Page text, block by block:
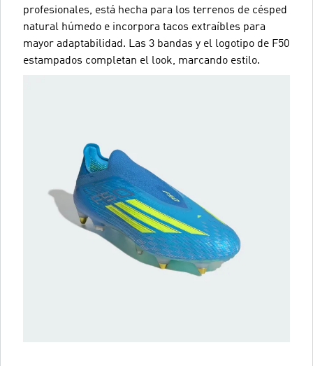
profesionales, está hecha para los terrenos de césped
natural húmedo e incorpora tacos extraíbles para
mayor adaptabilidad. Las 3 bandas y el logotipo de F50
estampados completan el look, marcando estilo.